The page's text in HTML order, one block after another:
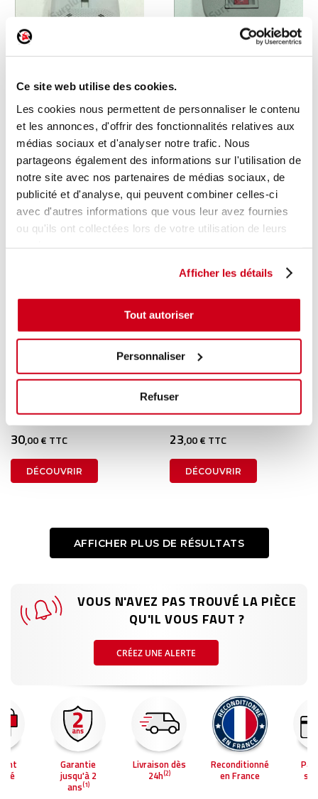
Ce site web utilise des cookies.
Les cookies nous permettent de personnaliser le contenu
et les annonces, d'offrir des fonctionnalités relatives aux
médias sociaux et d'analyser notre trafic. Nous
partageons également des informations sur l'utilisation de
notre site avec nos partenaires de médias sociaux, de
publicité et d'analyse, qui peuvent combiner celles-ci
avec d'autres informations que vous leur avez fournies
ou qu'ils ont collectées lors de votre utilisation de leurs
Afficher les détails
Tout autoriser
Personnaliser
Refuser
Plafonnier
1 en stock
CITROEN C4 - 3 2022
37,00 € TTC
DÉCOUVRIR
Plafonnier
1 en stock
KIA SPORTAGE 5 2023
55,00 € TTC
DÉCOUVRIR
Plafonnier
TOYOTA GT86 2012
30,00 € TTC
DÉCOUVRIR
Plafonnier
AUDI A4 - 2 2003
23,00 € TTC
DÉCOUVRIR
AFFICHER PLUS DE RÉSULTATS
VOUS N'AVEZ PAS TROUVÉ LA PIÈCE
QU'IL VOUS FAUT ?
CRÉEZ UNE ALERTE
Garantie
jusqu'à 2
ans(1)
Livraison dès
24h(2)
Reconditionné
en France